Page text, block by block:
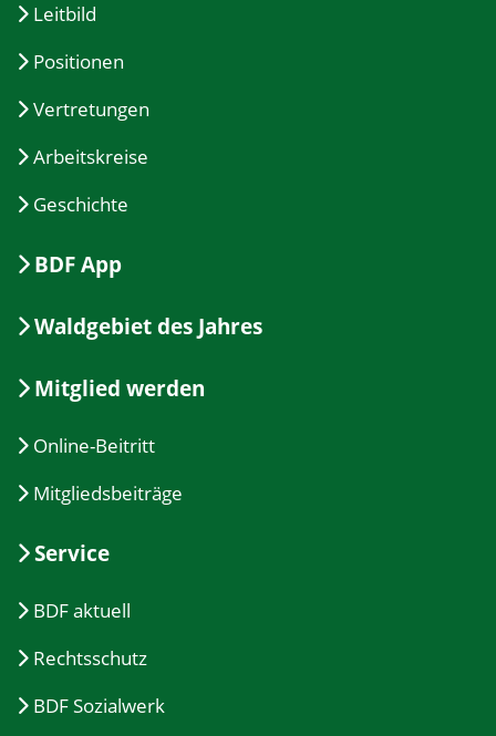
Leitbild
Positionen
Vertretungen
Arbeitskreise
Geschichte
BDF App
Waldgebiet des Jahres
Mitglied werden
Online-Beitritt
Mitgliedsbeiträge
Service
BDF aktuell
Rechtsschutz
BDF Sozialwerk